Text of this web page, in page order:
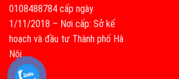
0108488784 cấp ngày
1/11/2018 – Nơi cấp: Sở kế
hoạch và đầu tư Thành phố Hà
Nội